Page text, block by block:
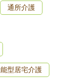
通所介護
型居宅介護